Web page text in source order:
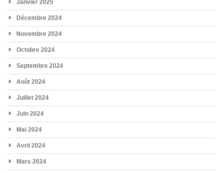
Janvier 2025
Décembre 2024
Novembre 2024
Octobre 2024
Septembre 2024
Août 2024
Juillet 2024
Juin 2024
Mai 2024
Avril 2024
Mars 2024